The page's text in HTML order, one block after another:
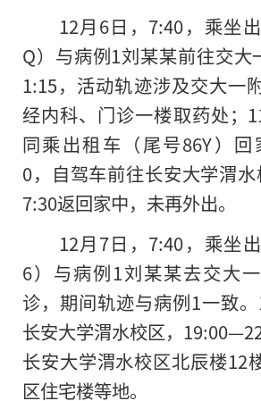
12月6日，7:40，乘坐
Q）与病例1刘某某前往交大
1:15，活动轨迹涉及交大一
经内科、门诊一楼取药处；
同乘出租车（尾号86Y）回
0，自驾车前往长安大学渭
7:30返回家中，未再外出。
12月7日，7:40，乘坐
6）与病例1刘某某去交大
诊，期间轨迹与病例1一致
长安大学渭水校区，
长安大学渭水校区北辰楼12
区住宅楼等地。